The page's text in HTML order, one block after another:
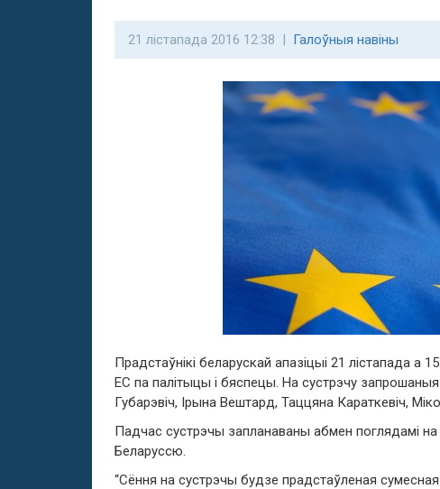
21 лістапада 2016 12:38 | Галоўныя навіны
Прадстаўнікі беларускай апазіцыі 21 лістапада а
ЕС па палітыцы і бяспецы. На сустрэчу
Губарэвіч, Ірына Вештард, Таццяна Караткевіч,
Падчас сустрэчы запланаваны абмен поглядамі на
Беларуссю.
“Сёння на сустрэчы будзе прадстаўленая